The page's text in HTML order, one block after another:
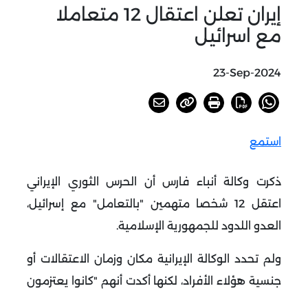
إيران تعلن اعتقال 12 متعاملا
مع اسرائيل
23-Sep-2024
استمع
ذكرت وكالة أنباء فارس أن الحرس الثوري الإيراني
اعتقل 12 شخصا متهمين "بالتعامل" مع إسرائيل،
العدو اللدود للجمهورية الإسلامية.
ولم تحدد الوكالة الإيرانية مكان وزمان الاعتقالات أو
جنسية هؤلاء الأفراد، لكنها أكدت أنهم "كانوا يعتزمون